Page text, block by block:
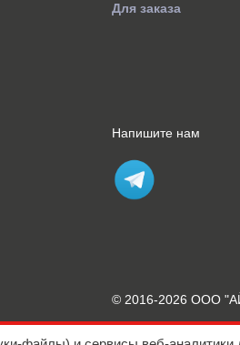
Для заказа
Напишите нам
© 2016-2026 ООО